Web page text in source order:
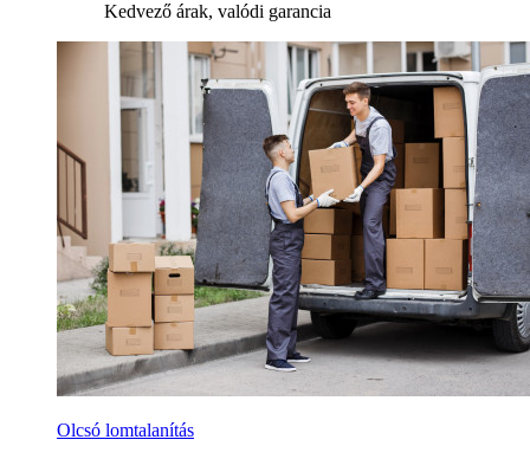
Kedvező árak, valódi garancia
Olcsó lomtalanítás